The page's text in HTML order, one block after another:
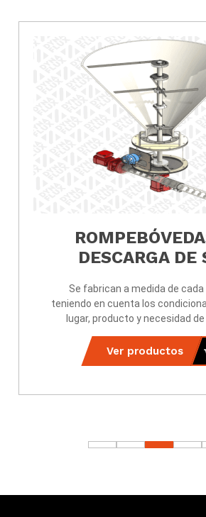
DESCARGA DE
Se fabrican a medida de
teniendo en cuenta los
lugar, producto y necesidad de
Ver productos